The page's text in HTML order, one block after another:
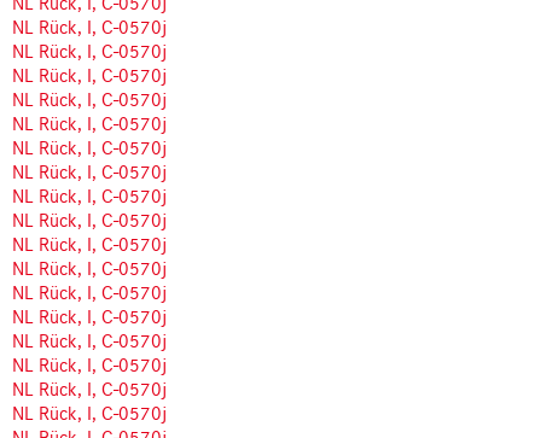
NL Rück, I, C-0570j
NL Rück, I, C-0570j
NL Rück, I, C-0570j
NL Rück, I, C-0570j
NL Rück, I, C-0570j
NL Rück, I, C-0570j
NL Rück, I, C-0570j
NL Rück, I, C-0570j
NL Rück, I, C-0570j
NL Rück, I, C-0570j
NL Rück, I, C-0570j
NL Rück, I, C-0570j
NL Rück, I, C-0570j
NL Rück, I, C-0570j
NL Rück, I, C-0570j
NL Rück, I, C-0570j
NL Rück, I, C-0570j